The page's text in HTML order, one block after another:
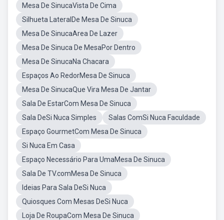
Mesa De SinucaVista De Cima
Silhueta LateralDe Mesa De Sinuca
Mesa De SinucaArea De Lazer
Mesa De Sinuca De MesaPor Dentro
Mesa De SinucaNa Chacara
Espaços Ao RedorMesa De Sinuca
Mesa De SinucaQue Vira Mesa De Jantar
Sala De EstarCom Mesa De Sinuca
Sala DeSi Nuca Simples
Salas ComSi Nuca Faculdade
Espaço GourmetCom Mesa De Sinuca
Si Nuca Em Casa
Espaço Necessário Para UmaMesa De Sinuca
Sala De TV.comMesa De Sinuca
Ideias Para Sala DeSi Nuca
Quiosques Com Mesas DeSi Nuca
Loja De RoupaCom Mesa De Sinuca